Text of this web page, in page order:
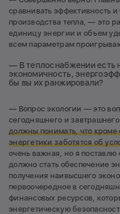
сравнивать эффективность
производства тепла, — это
единицу энергии и объем
всем параметрам
— В теплоснабжении есть
экономичность,
бы вы их ранжировали?
— Вопрос экологии — это
сегодняшнего и
должны понимать, что кроме
энергетики заботятся об
очень важная, но я поставлю
должно стать обеспечение
получения наивысшего
первоочередное в
финансовых ресурсов,
энергетическую